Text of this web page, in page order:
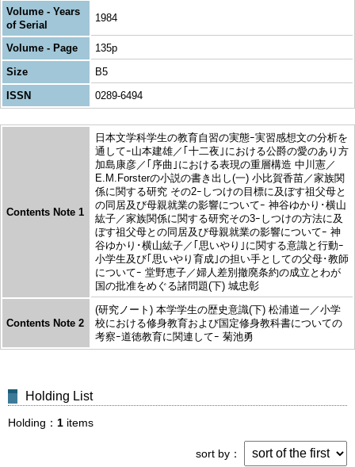
Volume - Years
of Serial
1984
Volume - Page
135p
Size
B5
ISSN
0289-6494
Contents Note 1
日本文学科学生の教育自習の実態ｰ実習感想文の分析を
通してｰ山本建雄／｢十二夜｣における公爵の愛のあり方
加島康彦／｢序曲｣における表現の重層構造 中川憲／
E.M.Forsterの小説の書き出し(一) 小比賀香苗／家族関
係に関する研究 その2ｰしつけの目標に及ぼす祖父母と
の同居及び母親就業の影響についてｰ 神谷ゆかり･横山
紘子／家族関係に関する研究その3ｰしつけの方法に及
ぼす祖父母との同居及び母親就業の影響についてｰ 神
谷ゆかり･横山紘子／｢思いやり｣に関する意識と行動ｰ
小学生及び｢思いやり育成｣の担い手としての父母･教師
についてｰ 堂野恵子／婦人差別撤廃条約の成立とわが
国の批准をめぐる諸問題(下) 城忠彰
Contents Note 2
(研究ノート) 本学学生の歴史意識(下) 松浦道一／小学
校における修身教育および国定修身教科書についての
考察ｰ道徳教育に関連してｰ 菊池勇
Holding List
Holding 1 items
sort by